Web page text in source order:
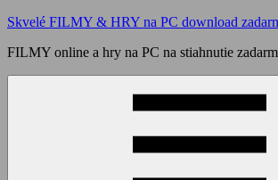
Skip
content
Skvelé FILMY & HRY na PC download
FILMY online a hry na PC na stiahnutie